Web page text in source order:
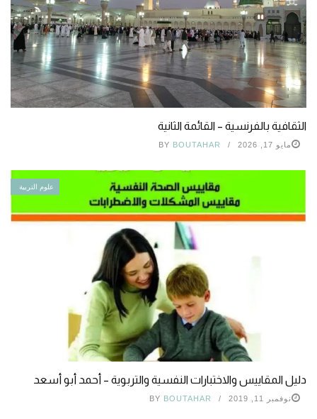
الثقافية بالفرنسية – القائمة الثانية
مايو 17, 2026 BY BOUTAHAR
علوم التربية
دليل المقاييس والاختبارات النفسية والتربوية – أحمد أبو أسعد
نوفمبر 11, 2019 BY BOUTAHAR